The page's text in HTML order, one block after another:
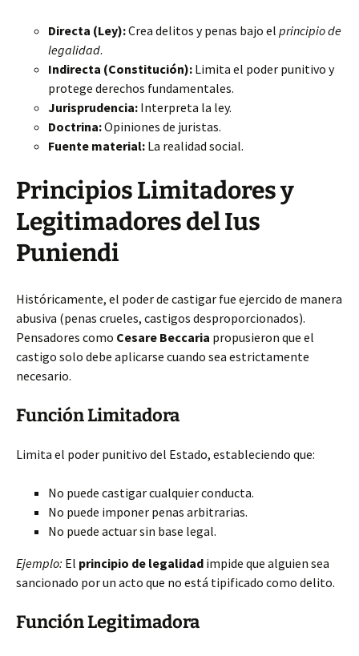
Directa (Ley):Crea delitos y penas bajo el principio de
legalidad.
Indirecta (Constitución): Limita el poder punitivo y
protege derechos fundamentales.
Jurisprudencia: Interpreta la ley.
Doctrina:Opiniones de juristas.
Fuente material: La realidad social.
Principios Limitadores y
Legitimadores del Ius
Puniendi
Históricamente, el poder de castigar fue ejercido de manera
abusiva (penas crueles, castigos desproporcionados).
Pensadores como Cesare Beccaria propusieron que el
castigo solo debe aplicarse cuando sea estrictamente
necesario.
Función Limitadora
Limita el poder punitivo del Estado, estableciendo que:
No puede castigar cualquier conducta.
No puede imponer penas arbitrarias.
No puede actuar sin base legal.
Ejemplo: El principio de legalidad impide que alguien sea
sancionado por un acto que no está tipificado como delito.
Función Legitimadora